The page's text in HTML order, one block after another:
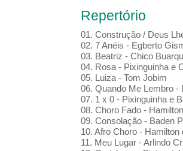
Repertório
01. Construção / Deus
02. 7 Anéis - Egberto
03. Beatriz - Chico
04. Rosa - Pixinguinha e
05. Luiza - Tom Jobim
06. Quando Me Lembro -
07. 1 x 0 - Pixinguinha e
08. Choro Fado -
09. Consolação - Baden
10. Afro Choro - Hamilton
11. Meu Lugar - Arlindo